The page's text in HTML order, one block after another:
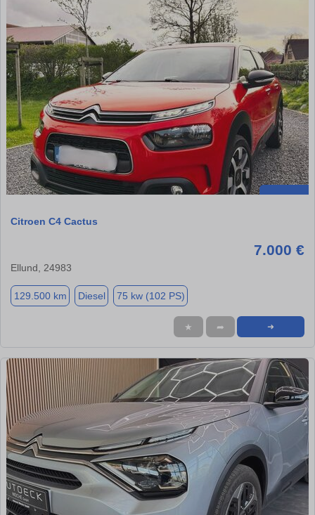
Citroen C4 Cactus
7.000 €
Ellund, 24983
129.500 km Diesel 75 kw (102 PS)
★ ➦ ➜